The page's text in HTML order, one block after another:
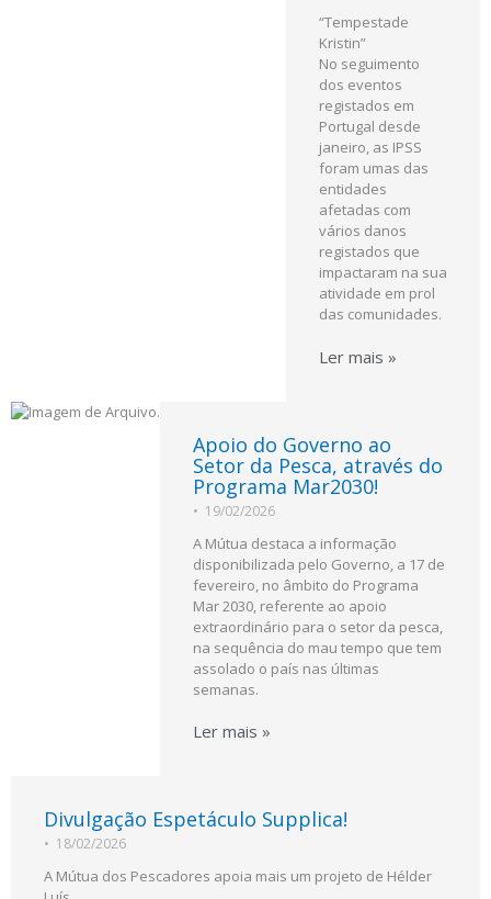
“Tempestade
Kristin”
No seguimento
dos eventos
registados em
Portugal desde
janeiro, as IPSS
foram umas das
entidades
afetadas com
vários danos
registados que
impactaram na sua
atividade em prol
das comunidades.
Ler mais »
Apoio do Governo ao
Setor da Pesca, através do
Programa Mar2030!
• 19/02/2026
A Mútua destaca a informação
disponibilizada pelo Governo, a 17 de
fevereiro, no âmbito do Programa
Mar 2030, referente ao apoio
extraordinário para o setor da pesca,
na sequência do mau tempo que tem
assolado o país nas últimas
semanas.
Ler mais »
Divulgação Espetáculo Supplica!
• 18/02/2026
A Mútua dos Pescadores apoia mais um projeto de Hélder